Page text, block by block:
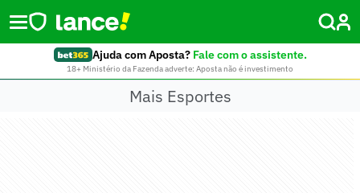
Ajuda com Aposta? Fale com o assistente.
18+ Ministério da Fazenda adverte: Aposta não é investimento
Mais Esportes